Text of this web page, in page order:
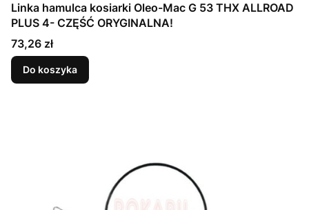
Linka hamulca kosiarki Oleo-Mac G 53 THX ALLROAD
PLUS 4- CZĘŚĆ ORYGINALNA!
Cena
73,26 zł
Do koszyka